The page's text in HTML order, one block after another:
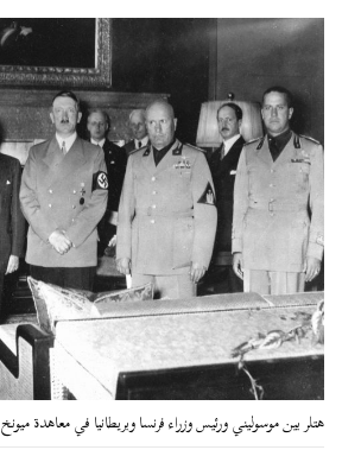
هتلر بين موسوليني ورئيس وزراء فرنسا وبريطانيا في معاهدة ميونخ